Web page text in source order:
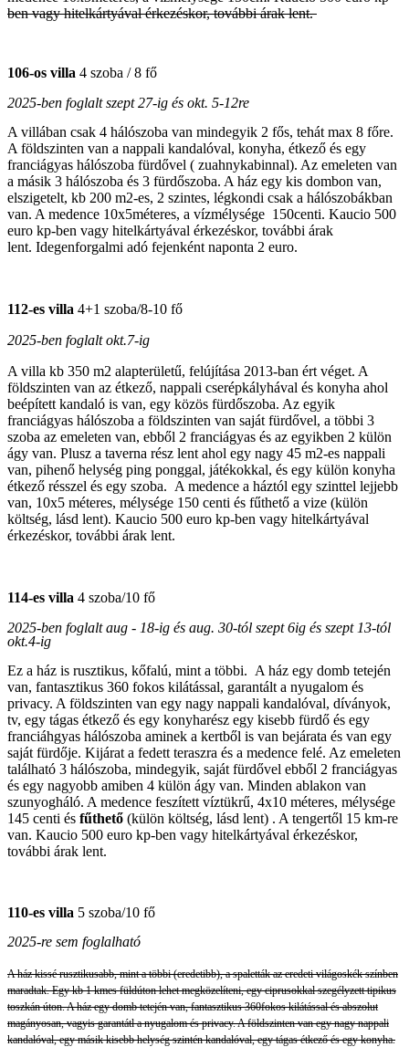
ben vagy hitelkártyával érkezéskor, további árak lent.
106-os villa 4 szoba / 8 fő
2025-ben foglalt szept 27-ig és okt. 5-12re
A villában csak 4 hálószoba van mindegyik 2 fős, tehát max 8 főre.
A földszinten van a nappali kandalóval, konyha, étkező és egy
franciágyas hálószoba fürdővel ( zuahnykabinnal). Az emeleten van
a másik 3 hálószoba és 3 fürdőszoba. A ház egy kis dombon van,
elszigetelt, kb 200 m2-es, 2 szintes, légkondi csak a hálószobákban
van. A medence 10x5méteres, a vízmélysége 150centi. Kaucio 500
euro kp-ben vagy hitelkártyával érkezéskor, további árak
lent. Idegenforgalmi adó fejenként naponta 2 euro.
112-es villa 4+1 szoba/8-10 fő
2025-ben foglaltokt.7-ig
A villa kb 350 m2 alapterületű, felújítása 2013-ban ért véget. A
földszinten van az étkező, nappali cserépkályhával és konyha ahol
beépített kandaló is van, egy közös fürdőszoba. Az egyik
franciágyas hálószoba a földszinten van saját fürdővel, a többi 3
szoba az emeleten van, ebből 2 franciágyas és az egyikben 2 külön
ágy van. Plusz a taverna rész lent ahol egy nagy 45 m2-es nappali
van, pihenő helység ping ponggal, játékokkal, és egy külön konyha
étkező résszel és egy szoba. A medence a háztól egy szinttel lejjebb
van, 10x5 méteres, mélysége 150 centi és fűthető a vize (külön
költség, lásd lent). Kaucio 500 euro kp-ben vagy hitelkártyával
érkezéskor, további árak lent.
114-es villa 4 szoba/10 fő
2025-ben foglalt aug - 18-ig és aug. 30-tól szept 6ig és szept 13-tól
okt.4-ig
Ez a ház is rusztikus, kőfalú, mint a többi. A ház egy domb tetején
van, fantasztikus 360 fokos kilátással, garantált a nyugalom és
privacy. A földszinten van egy nagy nappali kandalóval, díványok,
tv, egy tágas étkező és egy konyharész egy kisebb fürdő és egy
franciáhgyas hálószoba aminek a kertből is van bejárata és van egy
saját fürdője. Kijárat a fedett teraszra és a medence felé. Az emeleten
található 3 hálószoba, mindegyik, saját fürdővel ebből 2 franciágyas
és egy nagyobb amiben 4 külön ágy van. Minden ablakon van
szunyogháló. A medence feszített víztükrű, 4x10 méteres, mélysége
145 centi és fűthető (külön költség, lásd lent) . A tengertől 15 km-re
van. Kaucio 500 euro kp-ben vagy hitelkártyával érkezéskor,
további árak lent.
110-es villa 5 szoba/10 fő
2025-re sem foglalható
A ház kissé rusztikusabb, mint a többi (eredetibb), a spaletták az eredeti világoskék színben
maradtak. Egy kb 1 kmes füldúton lehet megközelíteni, egy ciprusokkal szegélyzett tipikus
toszkán úton. A ház egy domb tetején van, fantasztikus 360fokos kilátással és abszolut
magányosan, vagyis garantátl a nyugalom és privacy. A földszinten van egy nagy nappali
kandalóval, egy másik kisebb helység szintén kandalóval, egy tágas étkező és egy konyha.